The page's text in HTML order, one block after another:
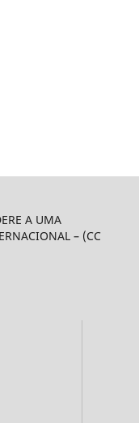
A UMA
– (CC